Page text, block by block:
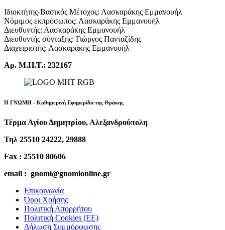
Ιδιοκτήτης-Βασικός Μέτοχος: Λασκαράκης Εμμανουήλ
Νόμιμος εκπρόσωπος: Λασκαράκης Εμμανουήλ
Διευθυντής: Λασκαράκης Εμμανουήλ
Διευθυντής σύνταξης: Γιώργος Πανταζίδης
Διαχειριστής: Λασκαράκης Εμμανουήλ
Αρ. Μ.Η.Τ.: 232167
Η ΓΝΩΜΗ - Καθημερινή Εφημερίδα της Θράκης
Τέρμα Αγίου Δημητρίου, Αλεξανδρούπολη
Τηλ 25510 24222, 29888
Fax : 25510 80606
email : gnomi@gnomionline.gr
Επικοινωνία
Όροι Χρήσης
Πολιτική Απορρήτου
Πολιτική Cookies (ΕΕ)
Δήλωση Συμμόρφωσης